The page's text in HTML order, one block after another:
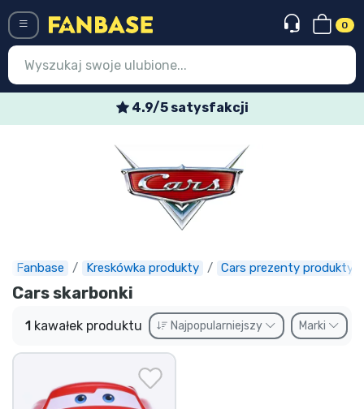
0
4.9/5 satysfakcji
Fanbase Kreskówka produkty Cars prezenty produkty
Cars skarbonki
1 kawałek produktu Najpopularniejszy Marki
Wejście Rejestracja
Najnowsze rzeczy
Doręczenie ekspresowe
Przedsprzedaż
Outlet produkty
Wysyłka i płatność